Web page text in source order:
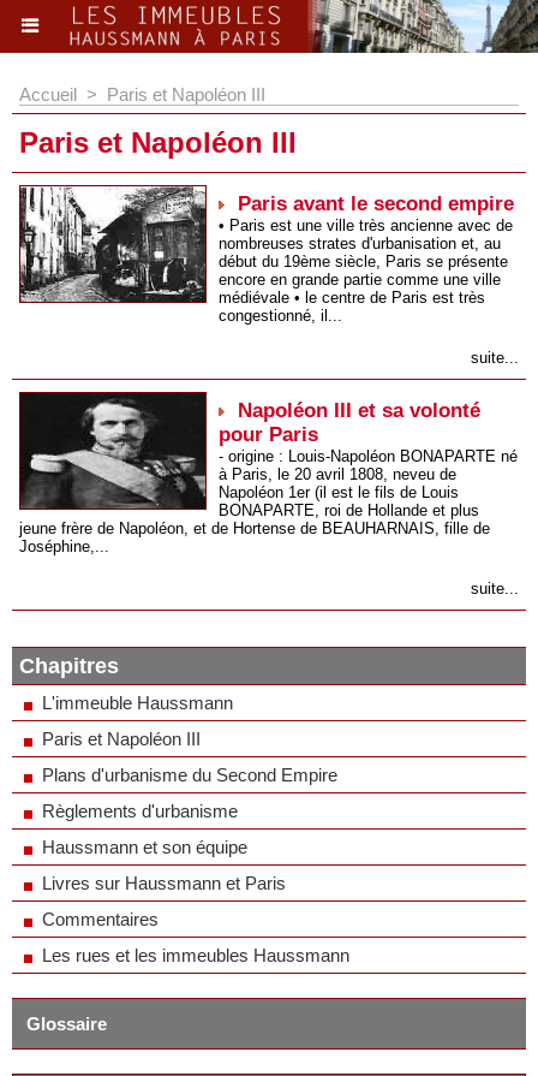
.
Chapitres
L'immeuble Haussmann
Paris et Napoléon III
Plans d'urbanisme du Second Empire
Règlements d'urbanisme
Haussmann et son équipe
Livres sur Haussmann et Paris
Commentaires
Les rues et les immeubles Haussmann
Glossaire
Accueil > Paris et Napoléon III
Paris et Napoléon III
Paris avant le second empire
• Paris est une ville très ancienne avec de
nombreuses strates d'urbanisation et, au
début du 19ème siècle, Paris se présente
encore en grande partie comme une ville
médiévale • le centre de Paris est très
congestionné, il...
suite...
Napoléon III et sa volonté
pour Paris
- origine : Louis-Napoléon BONAPARTE né
à Paris, le 20 avril 1808, neveu de
Napoléon 1er (il est le fils de Louis
BONAPARTE, roi de Hollande et plus
jeune frère de Napoléon, et de Hortense de BEAUHARNAIS, fille de
Joséphine,...
suite...